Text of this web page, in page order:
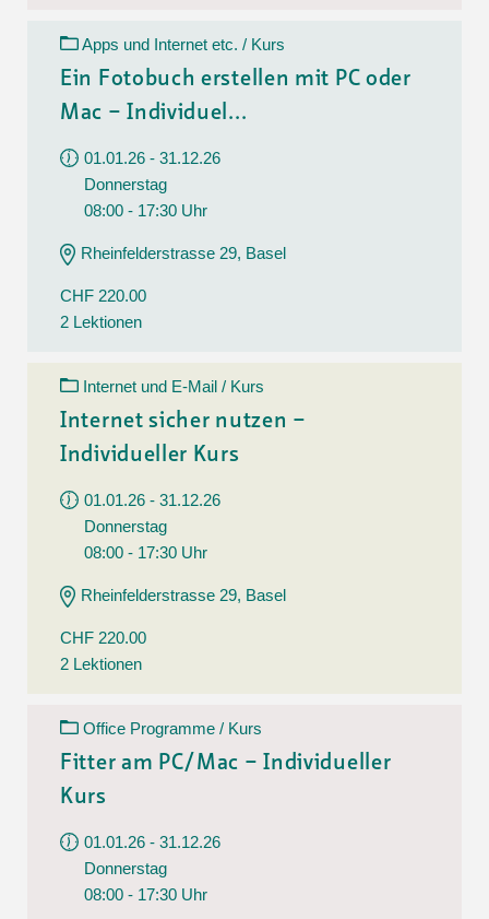
Apps und Internet etc. / Kurs
Ein Fotobuch erstellen mit PC oder
Mac – Individuel...
01.01.26 - 31.12.26
Donnerstag
08:00 - 17:30 Uhr
Rheinfelderstrasse 29, Basel
CHF 220.00
2 Lektionen
Internet und E-Mail / Kurs
Internet sicher nutzen –
Individueller Kurs
01.01.26 - 31.12.26
Donnerstag
08:00 - 17:30 Uhr
Rheinfelderstrasse 29, Basel
CHF 220.00
2 Lektionen
Office Programme / Kurs
Fitter am PC/Mac – Individueller
Kurs
01.01.26 - 31.12.26
Donnerstag
08:00 - 17:30 Uhr